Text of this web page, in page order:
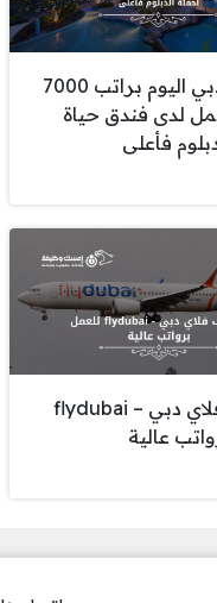
وظائف دبي اليوم براتب 7000
لدى فندق حياة
فأعلى
وظائف فلاي دبي – flydubai
عالية